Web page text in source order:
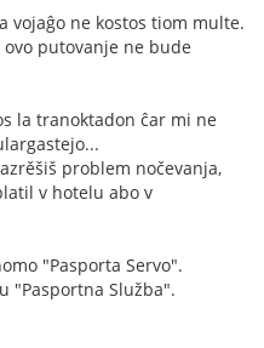
vojaĝo ne kostos tiom multe.
ovo putovanje ne bude
la tranoktadon ĉar mi ne
problem nočevanja,
v hotelu abo v
"Pasporta Servo".
"Pasportna Služba".